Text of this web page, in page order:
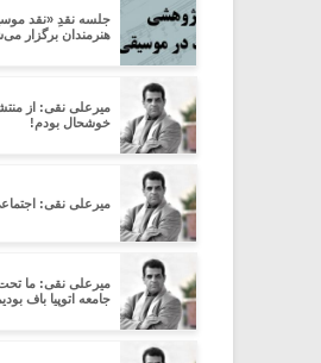
جلسه نقدِ «نقد
هنرمندان برگزار
میرعلی نقی: از
خوشحال بودم!
میرعلی نقی:
میرعلی نقی: ما تحت
جامعه اتوپیا باف